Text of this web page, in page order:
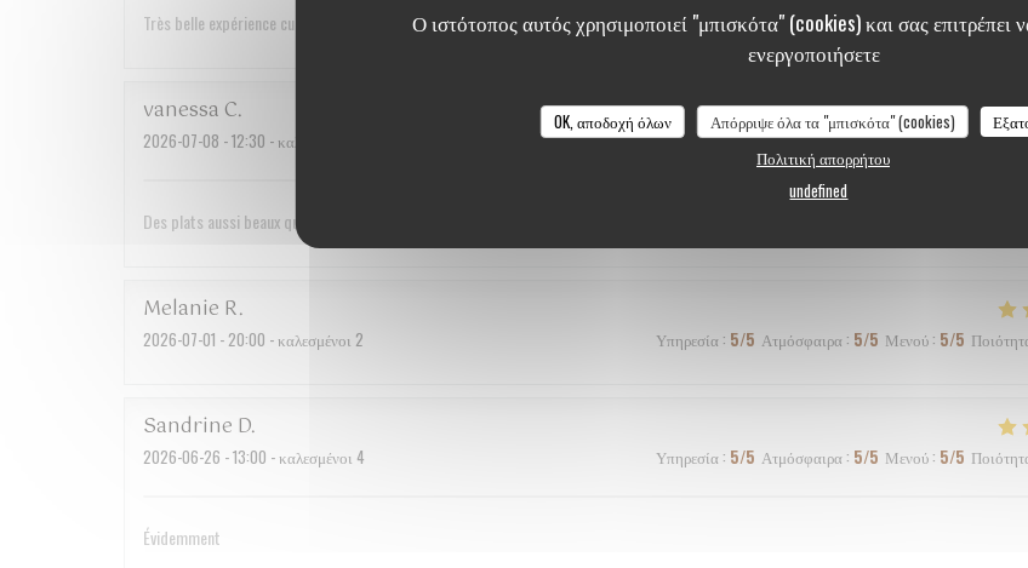
Ο ιστότοπος αυτός χρησιμοποιεί "μπισκότα" (cookies) και σας επιτρέπει
ενεργοποιήσετε
OK, αποδοχή όλων Απόρριψε όλα τα "μπισκότα" (cookies)
Πολιτική απορρήτου
undefined
Très belle expérience culinaire. Le service est très discret et très agréable.
vanessa C
2026-07-08 - 12:30 - καλεσμένοι 2 Υπηρεσία:5/5 Ατμόσφαιρα:5/5 Μενού:4/5
Des plats aussi beaux que bons. Un service irréprochable et de très bons accords mets/vins
Melanie R
2026-07-01 - 20:00 - καλεσμένοι 2 Υπηρεσία: 5/5 Ατμόσφαιρα: 5/5 Μενού: 5/5
Sandrine D
2026-06-26 - 13:00 - καλεσμένοι 4 Υπηρεσία: 5/5 Ατμόσφαιρα: 5/5 Μενού: 5/5
Évidemment